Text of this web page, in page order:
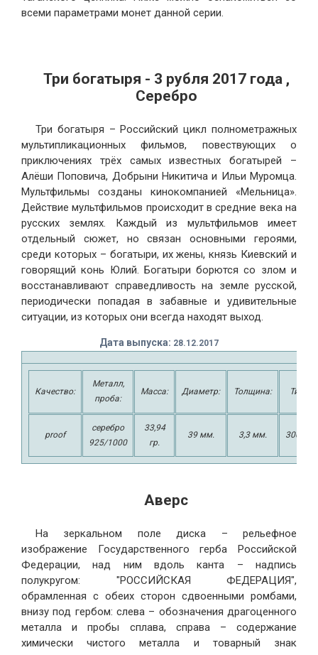
всеми параметрами монет данной серии.
Три богатыря - 3 рубля 2017 года ,
Серебро
Три богатыря – Российский цикл полнометражных
мультипликационных фильмов, повествующих о
приключениях трёх самых известных богатырей –
Алёши Поповича, Добрыни Никитича и Ильи Муромца.
Мультфильмы созданы кинокомпанией «Мельница».
Действие мультфильмов происходит в средние века на
русских землях. Каждый из мультфильмов имеет
отдельный сюжет, но связан основными героями,
среди которых – богатыри, их жены, князь Киевский и
говорящий конь Юлий. Богатыри борются со злом и
восстанавливают справедливость на земле русской,
периодически попадая в забавные и удивительные
ситуации, из которых они всегда находят выход.
Дата выпуска: 28.12.2017
Качество:
Металл,
проба:
Масса: Диаметр: Толщина: Тираж:
proof
серебро
925/1000
33,94
гр.
39 мм. 3,3 мм. 3000
Аверс
На зеркальном поле диска – рельефное
изображение Государственного герба Российской
Федерации, над ним вдоль канта – надпись
полукругом: "РОССИЙСКАЯ ФЕДЕРАЦИЯ",
обрамленная с обеих сторон сдвоенными ромбами,
внизу под гербом: слева – обозначения драгоценного
металла и пробы сплава, справа – содержание
химически чистого металла и товарный знак